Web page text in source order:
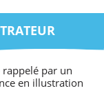
rappelé par un
en illustration